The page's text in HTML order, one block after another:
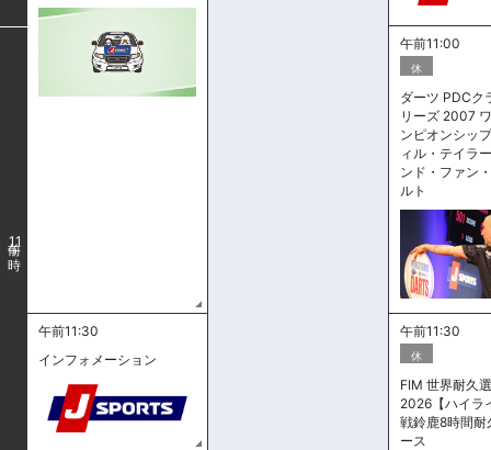
11
午前11:00
休
ダーツ PDCク
リーズ 2007
ンピオンシッ
ィル・テイラ
ンド・ファン
ルト
午前11:30
インフォメーション
午前11:30
休
FIM 世界耐久
2026【ハイラ
戦鈴鹿8時間耐
ース